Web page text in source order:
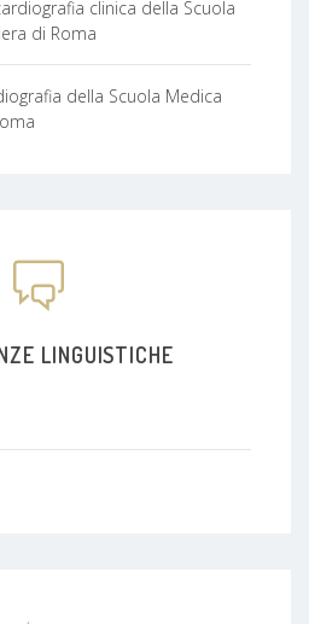
clinica della Scuola
di Roma
della Scuola Medica
LINGUISTICHE